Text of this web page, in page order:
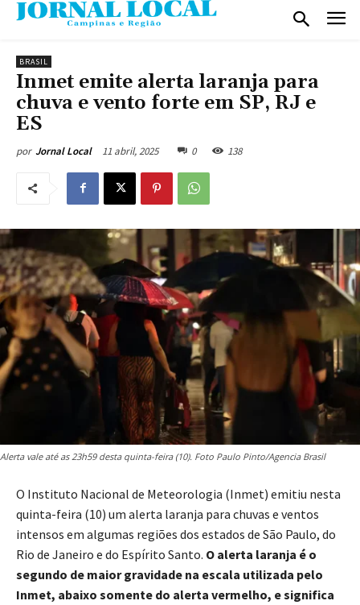
BRASIL
Inmet emite alerta laranja para
chuva e vento forte em SP, RJ e
ES
por Jornal Local 11 abril, 2025 0 138
Alerta vale até as 23h59 desta quinta-feira (10). Foto Paulo Pinto/Agencia Brasil
O Instituto Nacional de Meteorologia (Inmet) emitiu nesta
quinta-feira (10) um alerta laranja para chuvas e ventos
intensos em algumas regiões dos estados de São Paulo, do
Rio de Janeiro e do Espírito Santo. O alerta laranja é o
segundo de maior gravidade na escala utilizada pelo
Inmet, abaixo somente do alerta vermelho, e significa